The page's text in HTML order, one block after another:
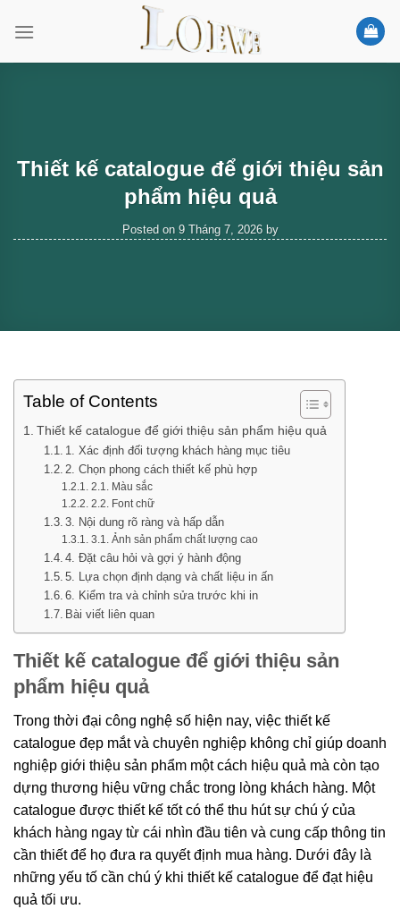
Thiết kế catalogue để giới thiệu sản
phẩm hiệu quả
Posted on 9 Tháng 7, 2026by
Table of Contents
Thiết kế catalogue để giới thiệu sản phẩm hiệu quả
1. Xác định đối tượng khách hàng mục tiêu
2. Chọn phong cách thiết kế phù hợp
2.1. Màu sắc
2.2. Font chữ
3. Nội dung rõ ràng và hấp dẫn
3.1. Ảnh sản phẩm chất lượng cao
4. Đặt câu hỏi và gợi ý hành động
5. Lựa chọn định dạng và chất liệu in ấn
6. Kiểm tra và chỉnh sửa trước khi in
Bài viết liên quan
Thiết kế catalogue để giới thiệu sản
phẩm hiệu quả
Trong thời đại công nghệ số hiện nay, việc thiết kế
catalogue đẹp mắt và chuyên nghiệp không chỉ giúp doanh
nghiệp giới thiệu sản phẩm một cách hiệu quả mà còn tạo
dựng thương hiệu vững chắc trong lòng khách hàng. Một
catalogue được thiết kế tốt có thể thu hút sự chú ý của
khách hàng ngay từ cái nhìn đầu tiên và cung cấp thông tin
cần thiết để họ đưa ra quyết định mua hàng. Dưới đây là
những yếu tố cần chú ý khi thiết kế catalogue để đạt hiệu
quả tối ưu.